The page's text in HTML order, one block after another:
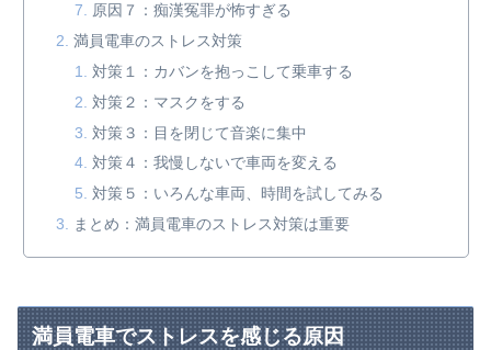
原因７：痴漢冤罪が怖すぎる
満員電車のストレス対策
対策１：カバンを抱っこして乗車する
対策２：マスクをする
対策３：目を閉じて音楽に集中
対策４：我慢しないで車両を変える
対策５：いろんな車両、時間を試してみる
まとめ：満員電車のストレス対策は重要
満員電車でストレスを感じる原因